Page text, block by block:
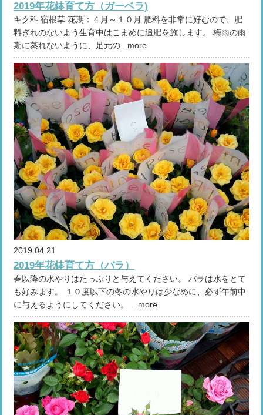
2019年花鉢育て方（ガーベラ)
キク科 宿根草 花期：４月～１０月 肥料を非常に好むので、肥
料ぎれのないよう生育中はこまめに追肥を施します。 梅雨の雨
期に蒸れないように、足元の...more
2019.04.21
2019年花鉢育て方（バラ）
春以降の水やりはたっぷりと与えてください。 バラは水をとて
も好みます。 １０度以下の冬の水やりは少なめに、必ず午前中
に与えるようにしてください。 ...more